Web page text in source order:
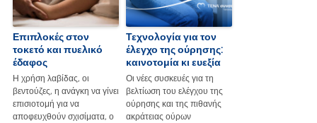
Επιπλοκές στον
τοκετό και πυελικό
έδαφος
Η χρήση λαβίδας, οι
βεντούζες, η ανάγκη να γίνει
επισιοτομή για να
αποφευχθούν σχισίματα, ο
Τεχνολογία για τον
έλεγχο της ούρησης:
καινοτομία κι ευεξία
Οι νέες συσκευές για τη
βελτίωση του ελέγχου της
ούρησης και της πιθανής
ακράτειας ούρων